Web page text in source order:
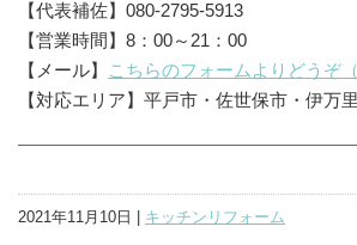
【代表補佐】080-2795-5913
【営業時間】8：00～21：00
【メール】
こちらのフォームよりどう
【対応エリア】平戸市・佐世保市・伊万
2021年11月10日 | キッチンリフォーム